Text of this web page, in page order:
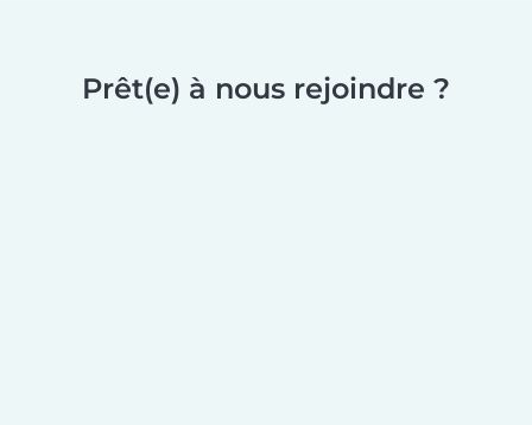
Prêt(e) à nous rejoindre ?